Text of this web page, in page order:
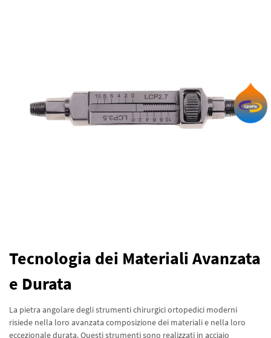
Tecnologia dei Materiali Avanzata
e Durata
La pietra angolare degli strumenti chirurgici ortopedici moderni
risiede nella loro avanzata composizione dei materiali e nella loro
eccezionale durata. Questi strumenti sono realizzati in acciaio